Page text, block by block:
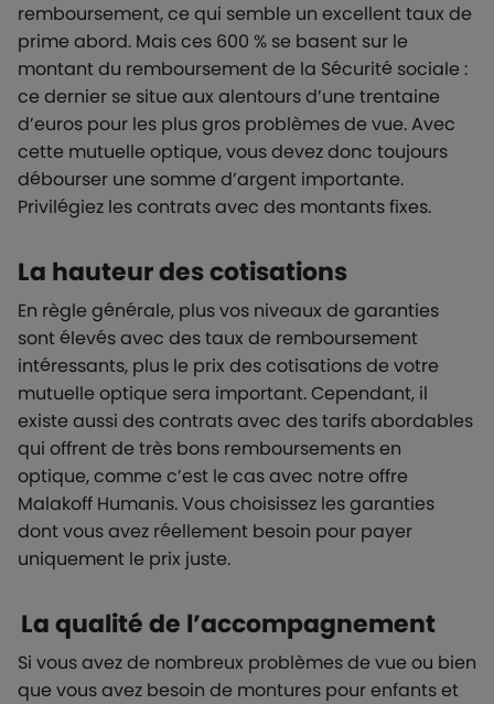
remboursement, ce qui semble un excellent taux de
prime abord. Mais ces 600 % se basent sur le
montant du remboursement de la Sécurité sociale :
ce dernier se situe aux alentours d’une trentaine
d’euros pour les plus gros problèmes de vue. Avec
cette mutuelle optique, vous devez donc toujours
débourser une somme d’argent importante.
Privilégiez les contrats avec des montants fixes.
La hauteur des cotisations
En règle générale, plus vos niveaux de garanties
sont élevés avec des taux de remboursement
intéressants, plus le prix des cotisations de votre
mutuelle optique sera important. Cependant, il
existe aussi des contrats avec des tarifs abordables
qui offrent de très bons remboursements en
optique, comme c’est le cas avec notre offre
Malakoff Humanis. Vous choisissez les garanties
dont vous avez réellement besoin pour payer
uniquement le prix juste.
La qualité de l’accompagnement
Si vous avez de nombreux problèmes de vue ou bien
que vous avez besoin de montures pour enfants et